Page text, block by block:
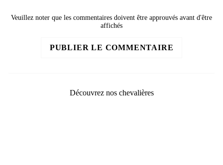
Veuillez noter que les commentaires doivent être approuvés avant d'être
affichés
PUBLIER LE COMMENTAIRE
Découvrez nos chevalières